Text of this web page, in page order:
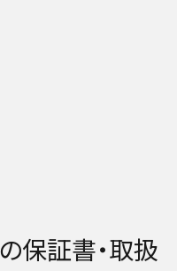
保証書・取扱